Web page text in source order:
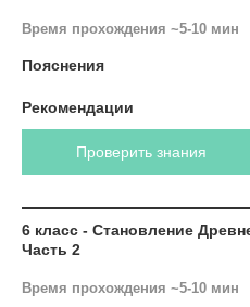
Время прохождения ~5-10 мин
Пояснения
Рекомендации
Проверить знания
6 класс - Становление
Часть 2
Время прохождения ~5-10 мин